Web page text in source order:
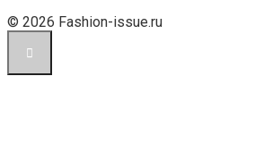
© 2026 Fashion-issue.ru